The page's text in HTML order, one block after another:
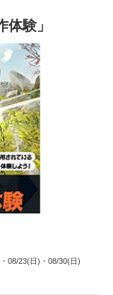
験」
・08/23(日) ・08/30(日)